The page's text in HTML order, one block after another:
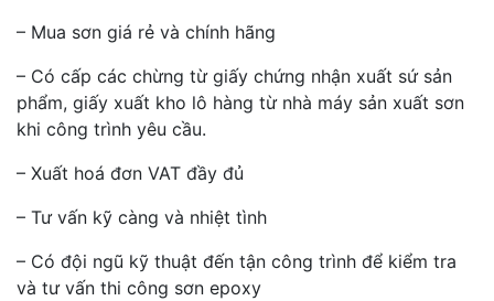
– Mua sơn giá rẻ và chính hãng
– Có cấp các chừng từ giấy chứng nhận xuất sứ sản
phẩm, giấy xuất kho lô hàng từ nhà máy sản xuất sơn
khi công trình yêu cầu.
– Xuất hoá đơn VAT đầy đủ
– Tư vấn kỹ càng và nhiệt tình
– Có đội ngũ kỹ thuật đến tận công trình để kiểm tra
và tư vấn thi công sơn epoxy